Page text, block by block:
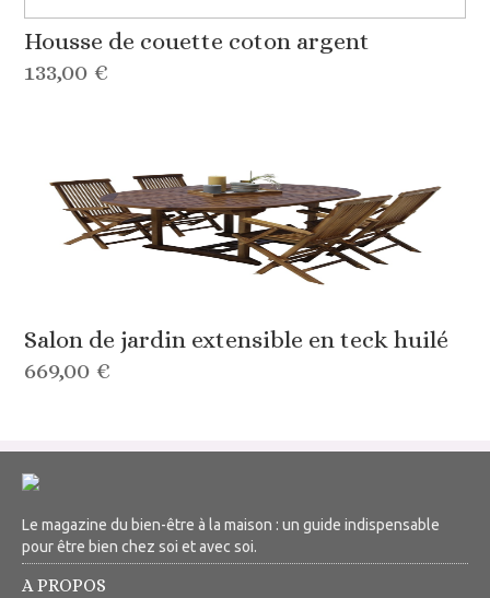
Housse de couette coton argent
133,00 €
Salon de jardin extensible en teck huilé
669,00 €
Le magazine du bien-être à la maison : un guide indispensable
pour être bien chez soi et avec soi.
A PROPOS